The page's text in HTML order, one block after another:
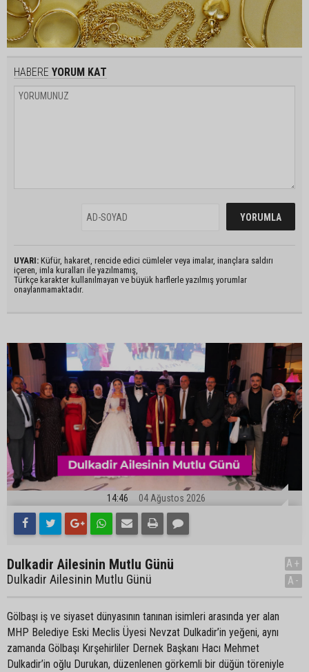
HABERE YORUM KAT
UYARI: Küfür, hakaret, rencide edici cümleler veya imalar, inançlara saldırı
içeren, imla kuralları ile yazılmamış,
Türkçe karakter kullanılmayan ve büyük harflerle yazılmış yorumlar
onaylanmamaktadır.
14:46 04 Ağustos 2026
Dulkadir Ailesinin Mutlu Günü
Dulkadir Ailesinin Mutlu Günü
A+
A-
Gölbaşı iş ve siyaset dünyasının tanınan isimleri arasında yer alan
MHP Belediye Eski Meclis Üyesi Nevzat Dulkadir’in yeğeni, aynı
zamanda Gölbaşı Kırşehirliler Dernek Başkanı Hacı Mehmet
Dulkadir’in oğlu Durukan, düzenlenen görkemli bir düğün töreniyle